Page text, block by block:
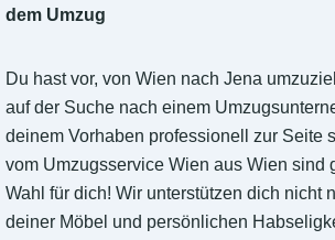
dem Umzug
Du hast vor, von Wien nach Jena
auf der Suche nach einem
deinem Vorhaben professionell zur Seite
vom Umzugsservice Wien aus Wien sind
Wahl für dich! Wir unterstützen dich nicht
deiner Möbel und persönlichen